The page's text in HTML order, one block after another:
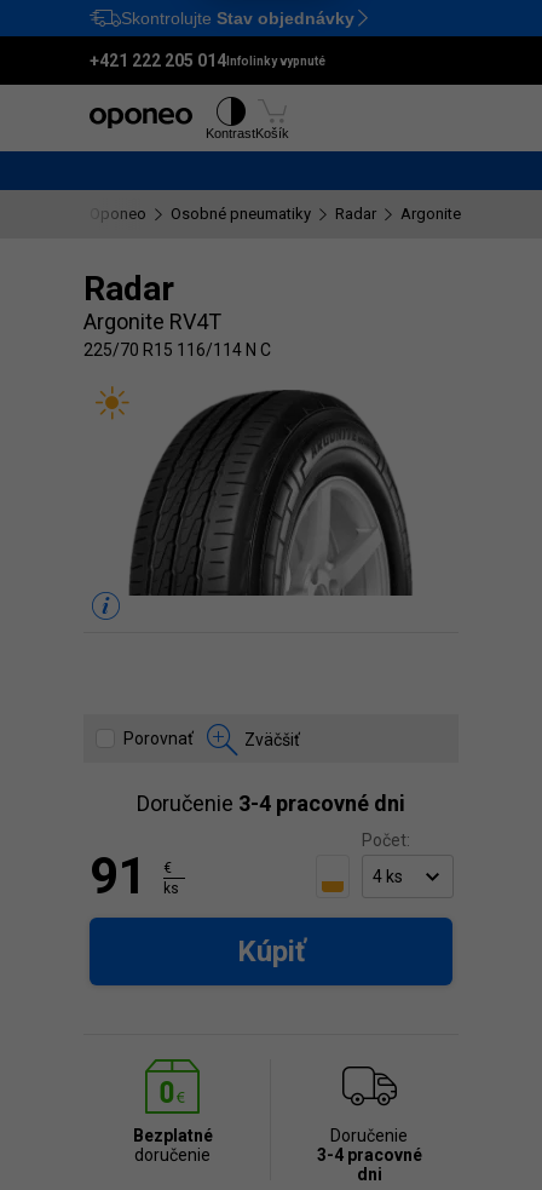
Ctrl M
Skontrolujte Stav objednávky
+421 222 205 014 Infolinky vypnuté
KontrastKošík
Oponeo Osobné pneumatiky Radar Argonite RV4T
Radar
Argonite RV4T
225/70 R15 116/114 N C
Porovnať Zväčšiť
Doručenie 3-4 pracovné dni
Počet:
91
€
ks
Kúpiť
Bezplatné
doručenie
Doručenie
3-4 pracovné
dni